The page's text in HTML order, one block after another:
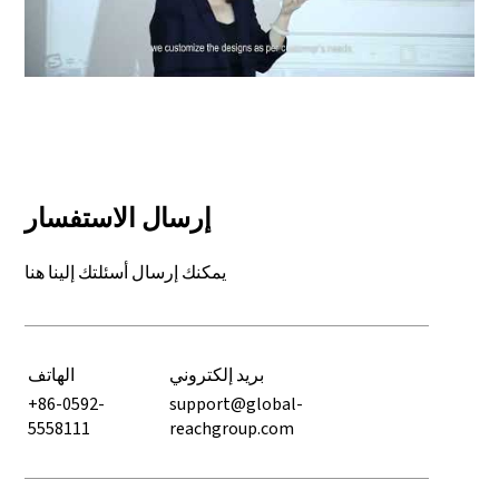
Play: Keynote (Google I/O '18)
إرسال الاستفسار
يمكنك إرسال أسئلتك إلينا هنا
الهاتف
بريد إلكتروني
+86-0592-
5558111
support@global-
reachgroup.com